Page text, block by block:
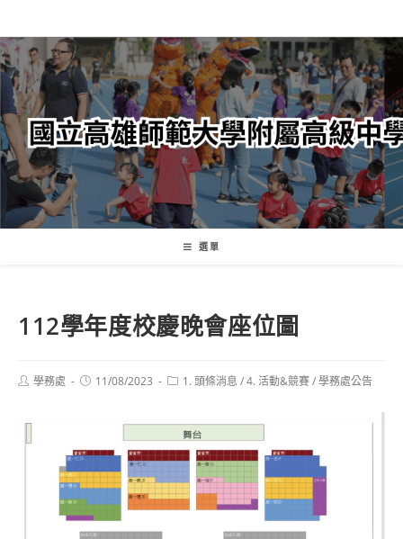
轉
至
主
內
容
選單
112學年度校慶晚會座位圖
Post學務處
Post11/08/2023
Post1. 頭條消息 /4. 活動&競賽/學務處公告